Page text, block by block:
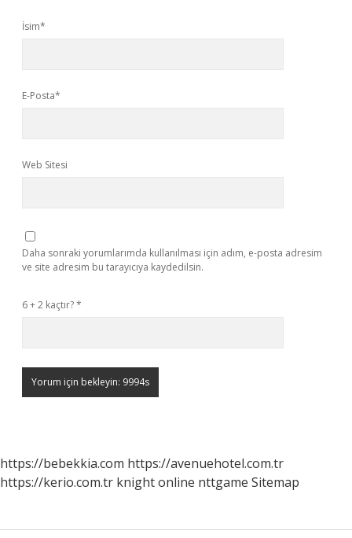
İsim*
E-Posta*
Web Sitesi
Daha sonraki yorumlarımda kullanılması için adım, e-posta adresim
ve site adresim bu tarayıcıya kaydedilsin.
6 + 2 kaçtır?*
https://bebekkia.com https://avenuehotel.com.tr
https://kerio.com.tr knight online nttgame Sitemap